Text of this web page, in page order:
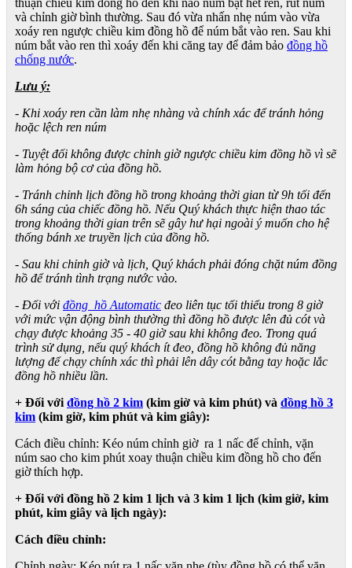
và chỉnh giờ bình thường. Sau đó vừa nhấn nhẹ núm vào vừa
xoáy ren ngược chiều kim đồng hồ để núm bắt vào ren. Sau khi
núm bắt vào ren thì xoáy đến khi căng tay để đảm bảo đồng hồ
chống nước.
Lưu ý:
- Khi xoáy ren cần làm nhẹ nhàng và chính xác để tránh hỏng
hoặc lệch ren núm
- Tuyệt đối không được chỉnh giờ ngược chiều kim đồng hồ vì sẽ
làm hỏng bộ cơ của đồng hồ.
- Tránh chỉnh lịch đồng hồ trong khoảng thời gian từ 9h tối đến
6h sáng của chiếc đồng hồ. Nếu Quý khách thực hiện thao tác
trong khoảng thời gian trên sẽ gây hư hại ngoài ý muốn cho hệ
thống bánh xe truyền lịch của đồng hồ.
- Sau khi chỉnh giờ và lịch, Quý khách phải đóng chặt núm đồng
hồ để tránh tình trạng nước vào.
- Đối với đồng hồ Automatic đeo liên tục tối thiểu trong 8 giờ
với mức vận động bình thường thì đồng hồ được lên đủ cót và
chạy được khoảng 35 - 40 giờ sau khi không đeo. Trong quá
trình sử dụng, nếu quý khách ít đeo, đồng hồ không đủ năng
lượng để chạy chính xác thì phải lên dây cót bằng tay hoặc lắc
đồng hồ nhiều lần.
+ Đối với đồng hồ 2 kim (kim giờ và kim phút) và đồng hồ 3
kim (kim giờ, kim phút và kim giây):
Cách điều chỉnh: Kéo núm chỉnh giờ ra 1 nấc để chỉnh, vặn
núm sao cho kim phút xoay thuận chiều kim đồng hồ cho đến
giờ thích hợp.
+ Đối với đồng hồ 2 kim 1 lịch và 3 kim 1 lịch (kim giờ, kim
phút, kim giây và lịch ngày):
Cách điều chỉnh: